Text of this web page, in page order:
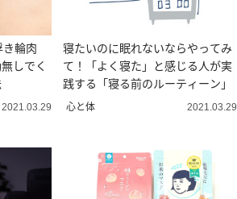
き輪肉
しでく
2021.03.29
寝たいのに眠れないならやってみ
て！「よく寝た」と感じる人が実
践する「寝る前のルーティーン」
心と体 2021.03.29